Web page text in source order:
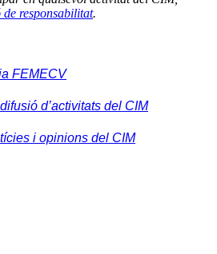
de responsabilitat.
FEMECV
d’activitats del CIM
i opinions del CIM